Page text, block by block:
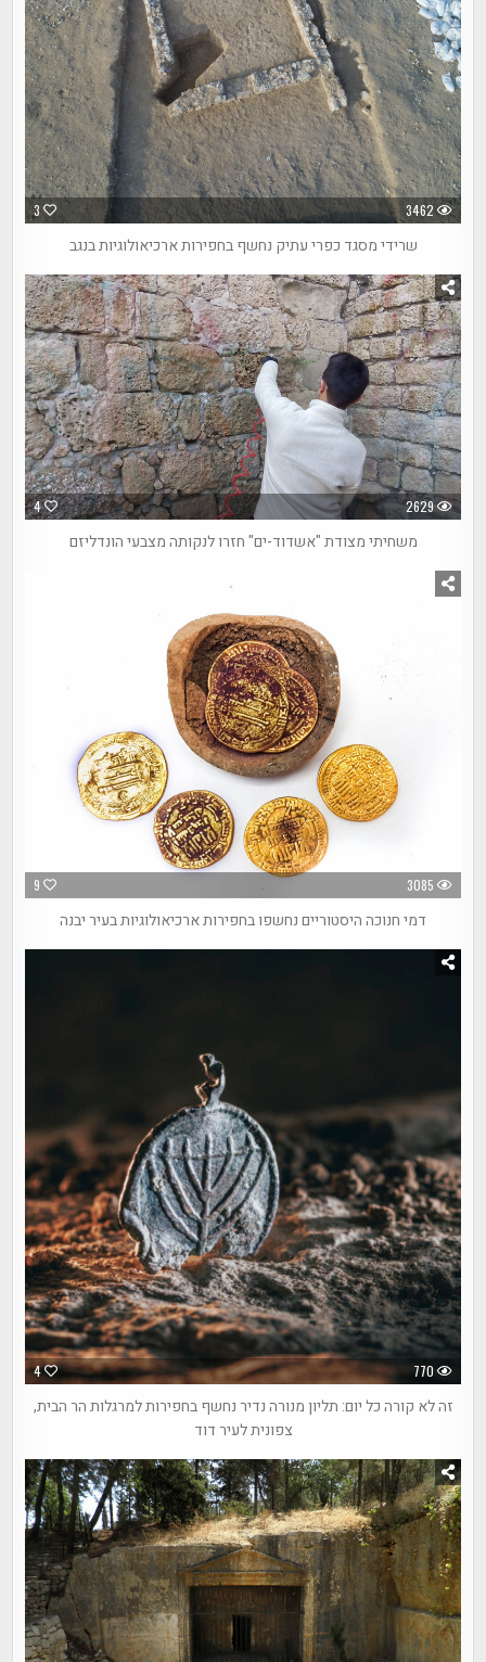
3 3462
שרידי מסגד כפרי עתיק נחשף בחפירות ארכיאולוגיות בנגב
4 2629
משחיתי מצודת "אשדוד-ים" חזרו לנקותה מצבעי הונדליזם
9 3085
דמי חנוכה היסטוריים נחשפו בחפירות ארכיאולוגיות בעיר יבנה
4 770
זה לא קורה כל יום: תליון מנורה נדיר נחשף בחפירות למרגלות הר הבית,
צפונית לעיר דוד